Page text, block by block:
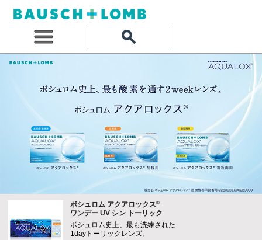
ボシュロム アクアロックス®
ワンデー UV シン トーリック
ボシュロム史上、最も洗練された
1dayトーリックレンズ。